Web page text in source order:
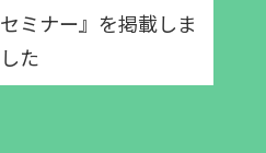
セミナー』を掲載しま
した